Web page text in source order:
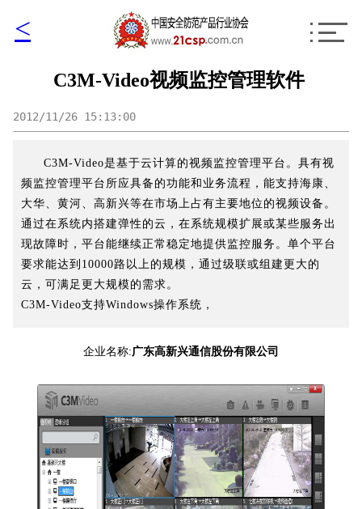
<
C3M-Video视频监控管理软件
2012/11/26 15:13:00
C3M-Video是基于云计算的视频监控管理平台。具有视
频监控管理平台所应具备的功能和业务流程，能支持海康、
大华、黄河、高新兴等在市场上占有主要地位的视频设备。
通过在系统内搭建弹性的云，在系统规模扩展或某些服务出
现故障时，平台能继续正常稳定地提供监控服务。单个平台
要求能达到10000路以上的规模，通过级联或组建更大的
云，可满足更大规模的需求。
C3M-Video支持Windows操作系统，
企业名称:广东高新兴通信股份有限公司